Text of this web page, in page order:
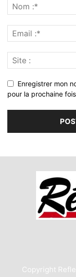
Enregistrer mon
pour la prochaine
Copyright